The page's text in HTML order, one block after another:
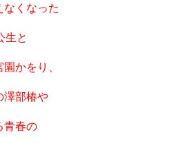
なくなった
生と
かをり、
澤部椿や
青春の